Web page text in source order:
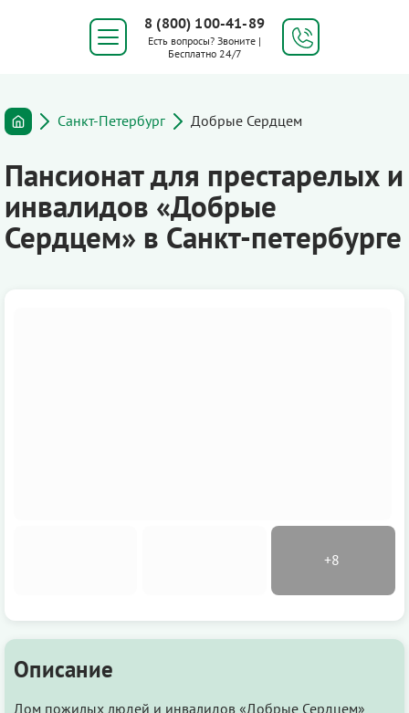
8 (800) 100-41-89
Есть вопросы? Звоните |
Бесплатно 24/7
Санкт-Петербург Добрые Сердцем
Пансионат для престарелых и
инвалидов «Добрые
Сердцем» в Санкт-петербурге
Описание
Дом пожилых людей и инвалидов «Добрые Сердцем»